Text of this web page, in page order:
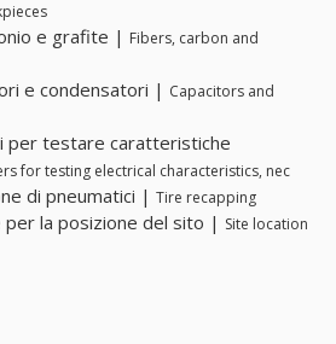
e grafite | Fibers, carbon and
e condensatori | Capacitors and
per testare caratteristiche
for testing electrical characteristics, nec
di pneumatici | Tire recapping
la posizione del sito | Site location